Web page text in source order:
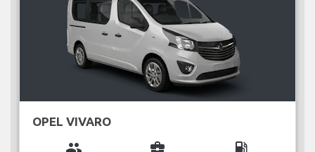
OPEL VIVARO
group business_center local_gas_station